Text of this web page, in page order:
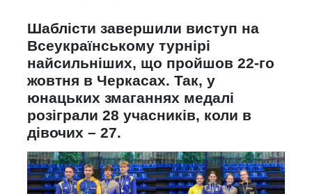
Шаблісти завершили виступ на
Всеукраїнському турнірі
найсильніших, що пройшов 22-го
жовтня в Черкасах. Так, у
юнацьких змаганнях медалі
розіграли 28 учасників, коли в
дівочих – 27.